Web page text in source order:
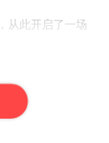
从此开启了一场